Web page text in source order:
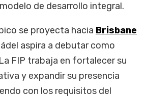
de desarrollo integral.
se proyecta hacia Brisbane
aspira a debutar como
FIP trabaja en fortalecer su
y expandir su presencia
con los requisitos del